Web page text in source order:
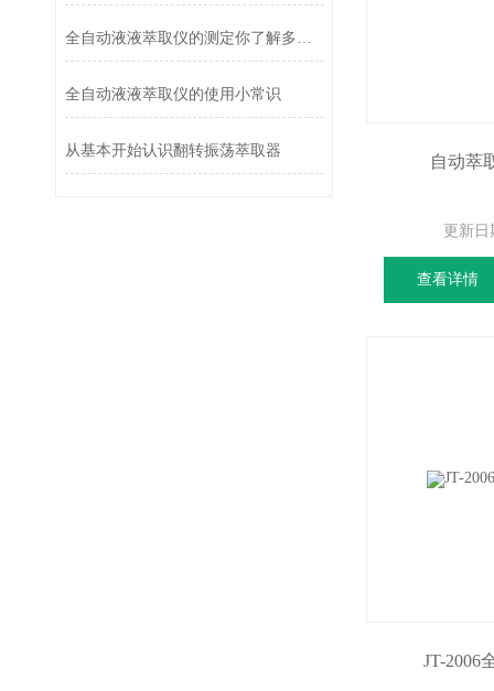
全自动液液萃取仪的测定你了解多少？
全自动液液萃取仪的使用小常识
从基本开始认识翻转振荡萃取器
自动萃
更新日
查看详情
JT-2006